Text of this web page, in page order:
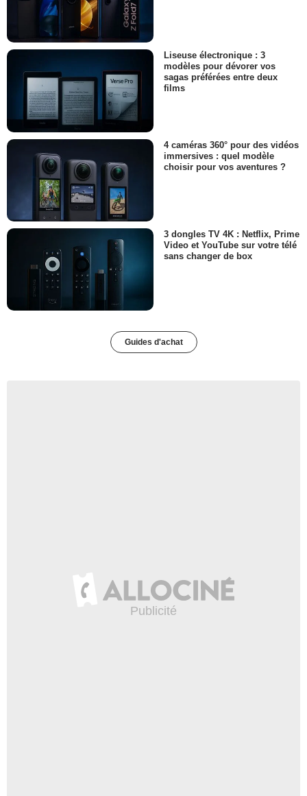
Liseuse électronique : 3
modèles pour dévorer vos
sagas préférées entre deux
films
4 caméras 360° pour des vidéos
immersives : quel modèle
choisir pour vos aventures ?
3 dongles TV 4K : Netflix, Prime
Video et YouTube sur votre télé
sans changer de box
Guides d'achat